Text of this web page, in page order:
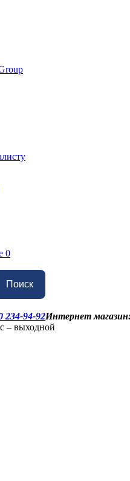
0
234-94-92Интернет
– выходной
Поиск